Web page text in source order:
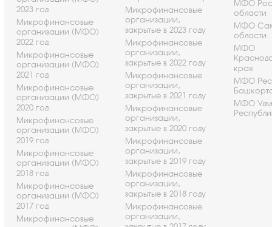
2023 год
Микрофинансовые
организации (МФО)
2022 год
Микрофинансовые
организации (МФО)
2021 год
Микрофинансовые
организации (МФО)
2020 год
Микрофинансовые
организации (МФО)
2019 год
Микрофинансовые
организации (МФО)
2018 год
Микрофинансовые
организации (МФО)
2017 год
Микрофинансовые
Микрофинансовые
организации,
закрытые в 2023 году
Микрофинансовые
организации,
закрытые в 2022 году
Микрофинансовые
организации,
закрытые в 2021 году
Микрофинансовые
организации,
закрытые в 2020 году
Микрофинансовые
организации,
закрытые в 2019 году
Микрофинансовые
организации,
закрытые в 2018 году
Микрофинансовые
организации,
МФО
области
МФО
области
МФО
края
МФО
МФО